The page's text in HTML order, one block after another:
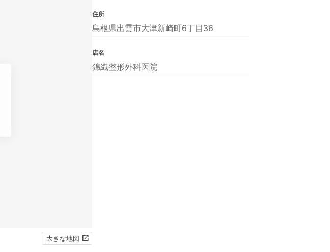
大きな地図
住所
島根県出雲市大津新崎町6丁目36
店名
錦織整形外科医院